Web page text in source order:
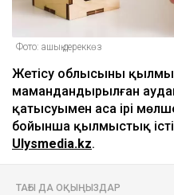
Фото: ашық дереккөз
Жетісу облысының
мамандандырылған
қатысуымен аса ірі
бойынша қылмыстық
Ulysmedia.kz.
ТАҒЫ ДА ОҚЫҢЫЗДАР